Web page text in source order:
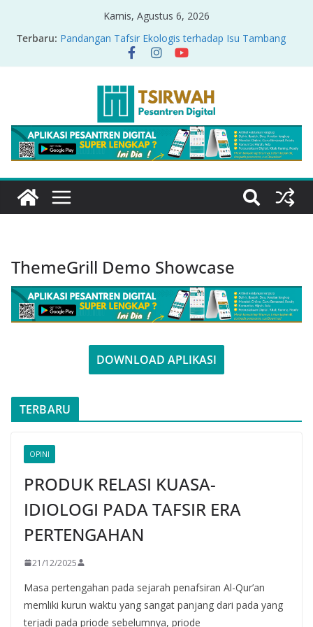
Kamis, Agustus 6, 2026
Terbaru: Pandangan Tafsir Ekologis terhadap Isu Tambang
Nikel di Raja Ampat
PRODUK RELASI KUASA-IDIOLOGI PADA TAFSIR
Sirah Nabawiyah
Oversharing dan Privasi dalam Al-Qur’an: “Ketika
Ayat Bicara Soal Curhat di Sosmed”
Menyikapi Fatherless, Kisah Lukman Menjadi
Cerminan
ThemeGrill Demo Showcase
DOWNLOAD APLIKASI
TERBARU
OPINI
PRODUK RELASI KUASA-
IDIOLOGI PADA TAFSIR ERA
PERTENGAHAN
21/12/2025
Masa pertengahan pada sejarah penafsiran Al-Qur’an
memliki kurun waktu yang sangat panjang dari pada yang
terjadi pada priode sebelumnya, priode